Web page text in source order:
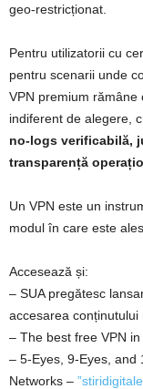
geo‑restricționat.
Pentru utilizatorii cu
pentru scenarii unde
VPN premium rămâne
indiferent de alegere,
no‑logs verificabilă,
transparență
Un VPN este un
modul în care este
Accesează și:
– SUA pregătesc
accesarea
– The best free VPN
– 5-Eyes, 9-Eyes, and
Networks –